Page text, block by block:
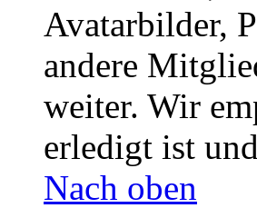
Avatarbilder,
andere
weiter. Wir
erledigt ist
Nach oben